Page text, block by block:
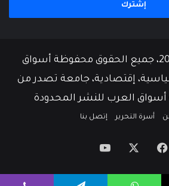
© حقوق النشر 2026، جميع الحقوق محفوظة أسواق
إقتصادية، جامعة تصدر من
العرب للنشر المحدودة
أسرة التحرير إتصل بنا
فيسبوك ‫YouTube